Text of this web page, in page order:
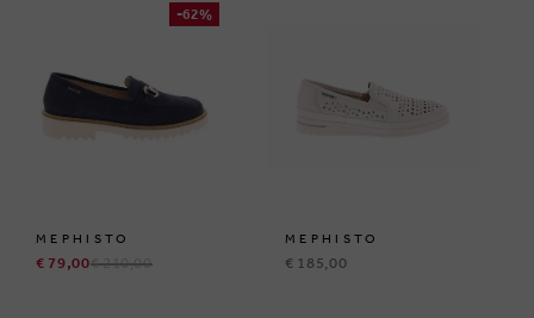
-62%
MEPHISTO
€ 79,00€ 210,00
MEPHISTO
€ 185,00